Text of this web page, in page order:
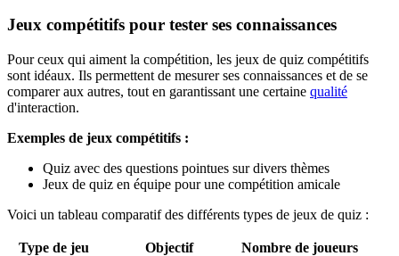
Jeux compétitifs pour tester ses connaissances
Pour ceux qui aiment la compétition, les jeux de quiz compétitifs
sont idéaux. Ils permettent de mesurer ses connaissances et de se
comparer aux autres, tout en garantissant une certaine qualité
d'interaction.
Exemples de jeux compétitifs :
Quiz avec des questions pointues sur divers thèmes
Jeux de quiz en équipe pour une compétition amicale
Voici un tableau comparatif des différents types de jeux de quiz :
Type de jeu Objectif
Nombre de joueurs